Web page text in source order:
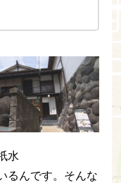
水
るんです。そんな